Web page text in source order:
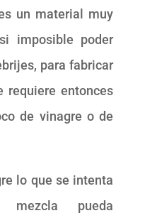
un material muy
imposible poder
para fabricar
requiere entonces
de vinagre o de
lo que se intenta
pueda